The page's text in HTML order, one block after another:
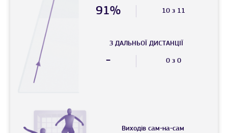
91% 10 з 11
З ДАЛЬНЬОЇ ДИСТАНЦIЇ
- 0 з 0
Виходів сам-на-сам